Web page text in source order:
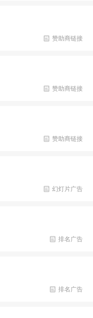
赞助商链接
赞助商链接
赞助商链接
幻灯片广告
排名广告
排名广告